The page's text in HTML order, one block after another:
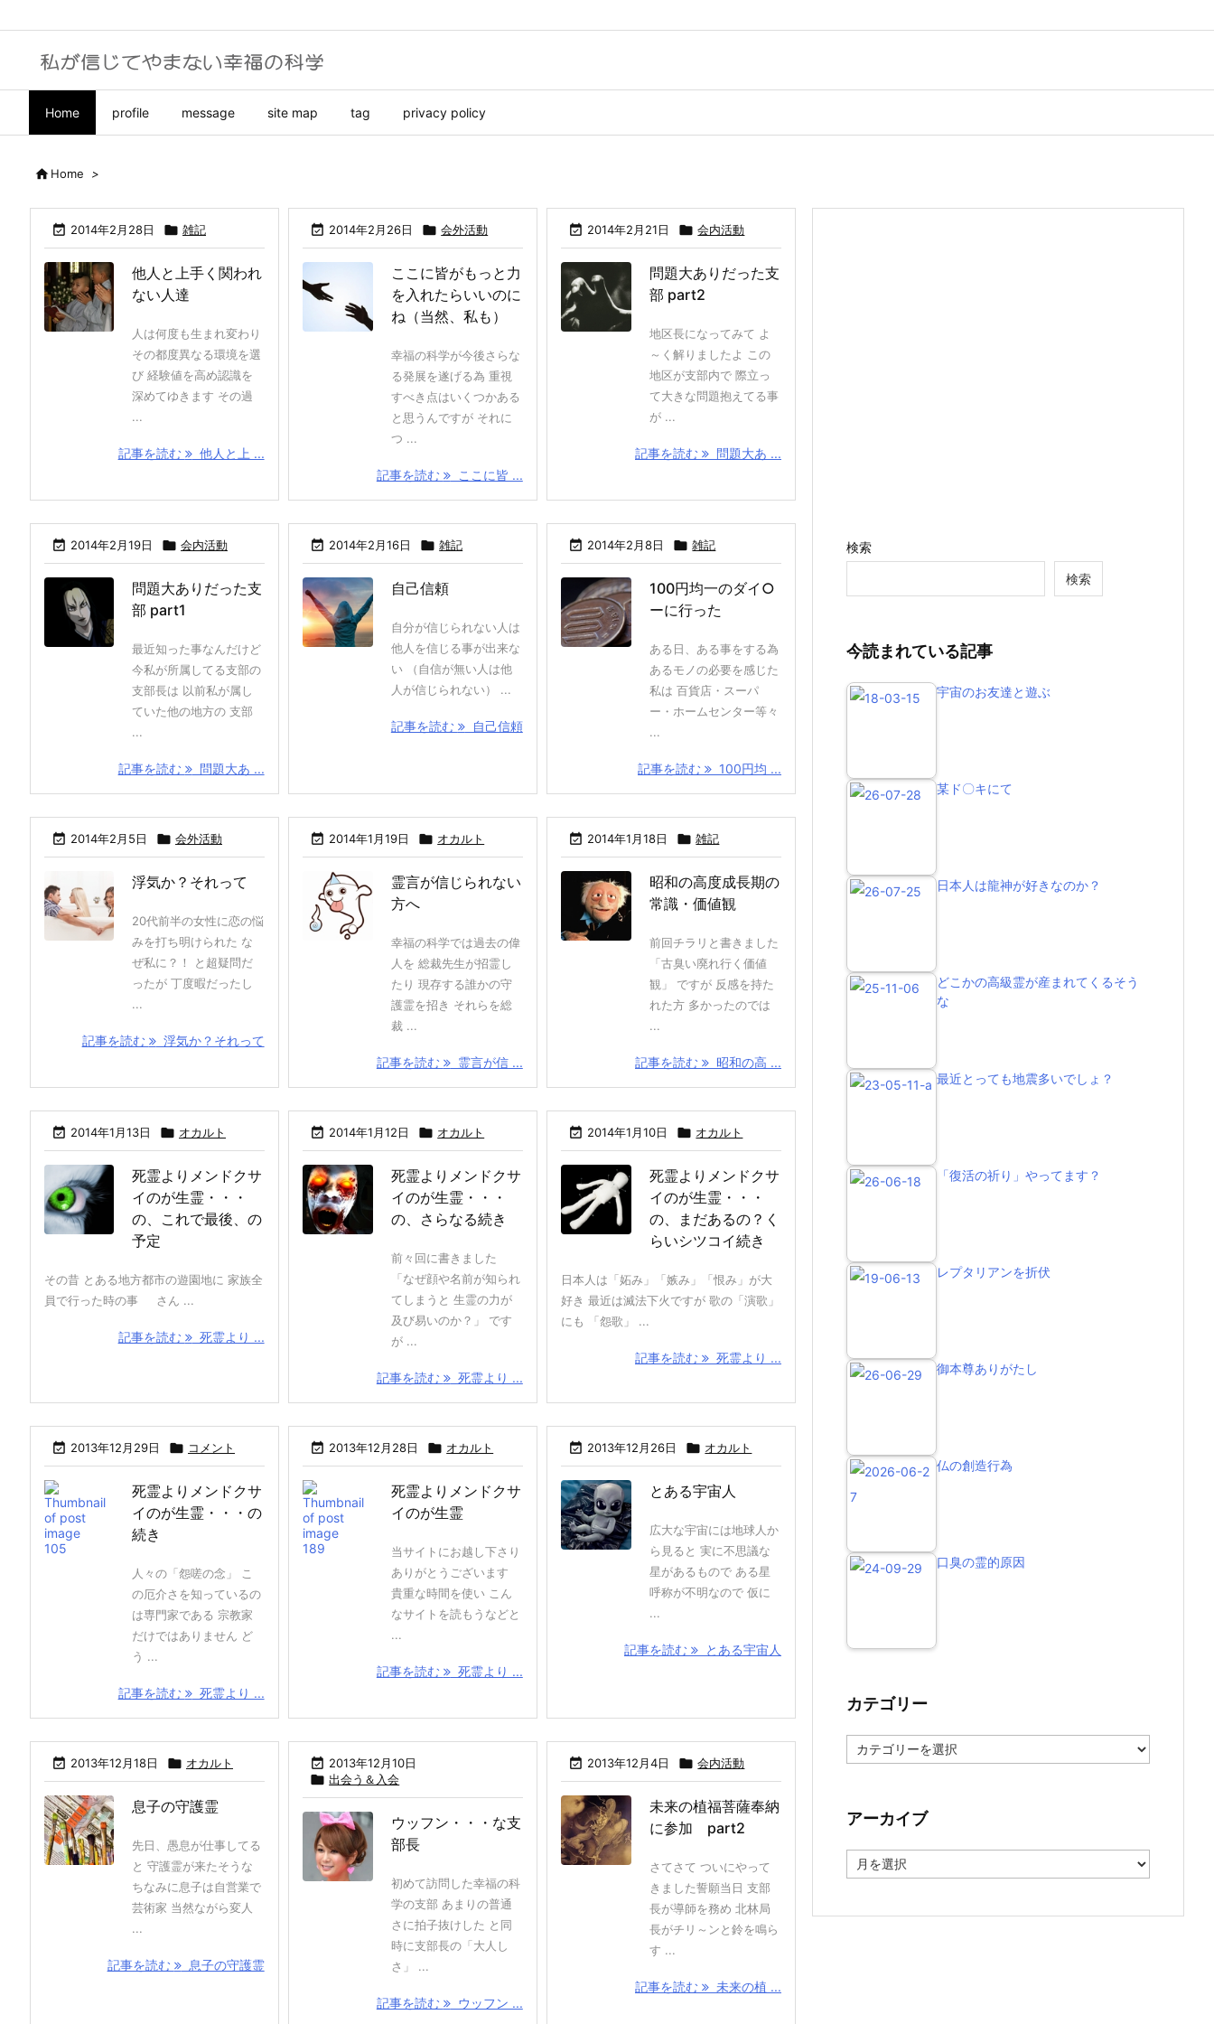
Home profile message site map tag privacy policy
Home >
 2014年2月28日  雑記
他人と上手く関われ
ない人達
人は何度も生まれ変わり
その都度異なる環境を選
び 経験値を高め認識を
深めてゆきます その過
...
記事を読む 他人と上 ...
 2014年2月26日  会外活動
ここに皆がもっと力
を入れたらいいのに
ね（当然、私も）
幸福の科学が今後さらな
る発展を遂げる為 重視
すべき点はいくつかある
と思うんですが それに
つ ...
記事を読む ここに皆 ...
 2014年2月21日  会内活動
問題大ありだった支
部 part2
地区長になってみて よ
～く解りましたよ この
地区が支部内で 際立っ
て大きな問題抱えてる事
が ...
記事を読む 問題大あ ...
 2014年2月19日  会内活動
問題大ありだった支
部 part1
最近知った事なんだけど
今私が所属してる支部の
支部長は 以前私が属し
ていた他の地方の 支部
...
記事を読む 問題大あ ...
 2014年2月16日  雑記
自己信頼
自分が信じられない人は
他人を信じる事が出来な
い （自信が無い人は他
人が信じられない） ...
記事を読む 自己信頼
 2014年2月8日  雑記
100円均一のダイ○
ーに行った
ある日、ある事をする為
あるモノの必要を感じた
私は 百貨店・スーパ
ー・ホームセンター等々
...
記事を読む 100円均 ...
 2014年2月5日  会外活動
浮気か？それって
20代前半の女性に恋の悩
みを打ち明けられた な
ぜ私に？！ と超疑問だ
ったが 丁度暇だったし
...
記事を読む 浮気か？それって
 2014年1月19日  オカルト
霊言が信じられない
方へ
幸福の科学では過去の偉
人を 総裁先生が招霊し
たり 現存する誰かの守
護霊を招き それらを総
裁 ...
記事を読む 霊言が信 ...
 2014年1月18日  雑記
昭和の高度成長期の
常識・価値観
前回チラリと書きました
「古臭い廃れ行く価値
観」 ですが 反感を持た
れた方 多かったのでは
...
記事を読む 昭和の高 ...
 2014年1月13日  オカルト
死霊よりメンドクサ
イのが生霊・・・
の、これで最後、の
予定
その昔 とある地方都市の遊園地に 家族全
員で行った時の事 さん ...
記事を読む 死霊より ...
 2014年1月12日  オカルト
死霊よりメンドクサ
イのが生霊・・・
の、さらなる続き
前々回に書きました
「なぜ顔や名前が知られ
てしまうと 生霊の力が
及び易いのか？」 です
が ...
記事を読む 死霊より ...
 2014年1月10日  オカルト
死霊よりメンドクサ
イのが生霊・・・
の、まだあるの？く
らいシツコイ続き
日本人は「妬み」「嫉み」「恨み」が大
好き 最近は滅法下火ですが 歌の「演歌」
にも 「怨歌」 ...
記事を読む 死霊より ...
 2013年12月29日  コメント
死霊よりメンドクサ
イのが生霊・・・の
続き
人々の「怨嗟の念」 こ
の厄介さを知っているの
は専門家である 宗教家
だけではありません ど
う ...
記事を読む 死霊より ...
 2013年12月28日  オカルト
死霊よりメンドクサ
イのが生霊
当サイトにお越し下さり
ありがとうございます
貴重な時間を使い こん
なサイトを読もうなどと
...
記事を読む 死霊より ...
 2013年12月26日  オカルト
とある宇宙人
広大な宇宙には地球人か
ら見ると 実に不思議な
星があるもので ある星
呼称が不明なので 仮に
...
記事を読む とある宇宙人
 2013年12月18日  オカルト
息子の守護霊
先日、愚息が仕事してる
と 守護霊が来たそうな
ちなみに息子は自営業で
芸術家 当然ながら変人
...
記事を読む 息子の守護霊
 2013年12月10日
 出会う＆入会
ウッフン・・・な支
部長
初めて訪問した幸福の科
学の支部 あまりの普通
さに拍子抜けした と同
時に支部長の「大人し
さ」 ...
記事を読む ウッフン ...
 2013年12月4日  会内活動
未来の植福菩薩奉納
に参加 part2
さてさて ついにやって
きました誓願当日 支部
長が導師を務め 北林局
長がチリ～ンと鈴を鳴ら
す ...
記事を読む 未来の植 ...
検索
検索
今読まれている記事
宇宙のお友達と遊ぶ
某ド〇キにて
日本人は龍神が好きなのか？
どこかの高級霊が産まれてくるそう
な
最近とっても地震多いでしょ？
「復活の祈り」やってます？
レプタリアンを折伏
御本尊ありがたし
仏の創造行為
口臭の霊的原因
カテゴリー
テ
ー
アーカイブ
ー